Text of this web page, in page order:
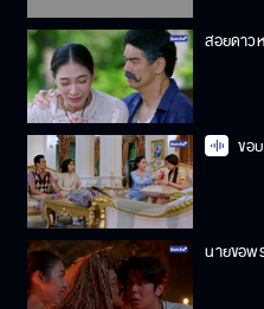
สอยดาว
ขอ
นายขอพ